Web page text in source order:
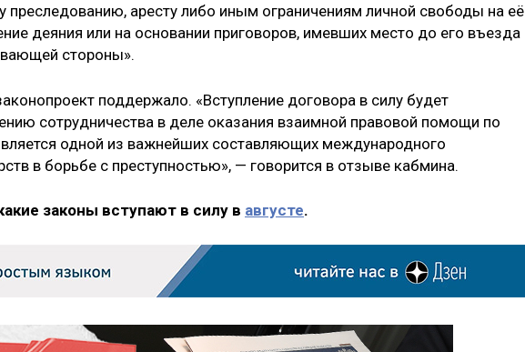
преследованию, аресту либо иным ограничениям личной свободы на её
деяния или на основании приговоров, имевших место до его въезда
стороны».
поддержало. «Вступление договора в силу будет
сотрудничества в деле оказания взаимной правовой помощи по
одной из важнейших составляющих международного
в борьбе с преступностью», — говорится в отзыве кабмина.
законы вступают в силу в августе.